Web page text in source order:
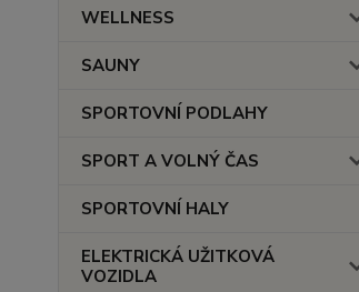
WELLNESS
SAUNY
SPORTOVNÍ PODLAHY
SPORT A VOLNÝ ČAS
SPORTOVNÍ HALY
ELEKTRICKÁ UŽITKOVÁ
VOZIDLA